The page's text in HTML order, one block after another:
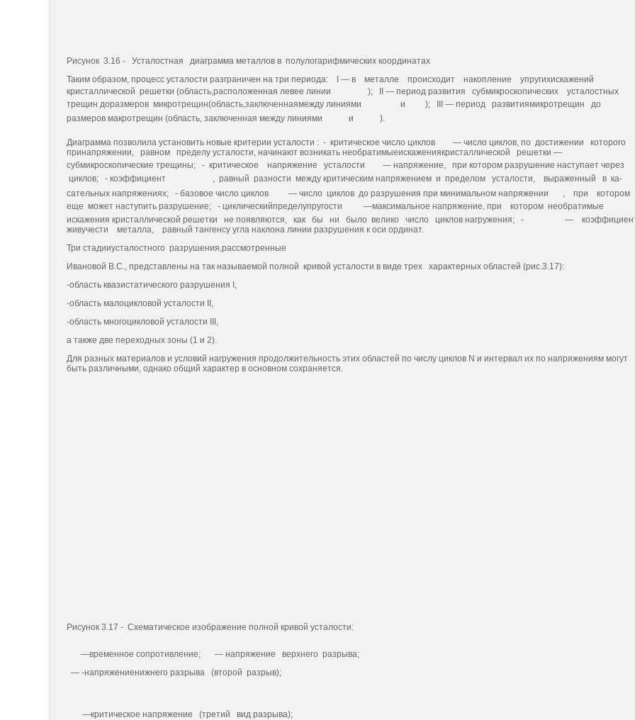
Рисунок 3.16 - Усталостная диаграмма металлов в полулогарифмических координатах
Таким образом, процесс усталости разграничен на три пе­риода: I — в металле происходит накопление упругихискажений
кристаллической решетки (область,расположенная левее линии
); II — период развития субмикроскопических усталостных
трещин доразмеров микротрещин(область,заключеннаямеж­ду линиями
и
); III — период развитиямикротрещин до
размеров макро­трещин (область, заключенная между линиями
и ).
Диаграмма позволила установить новые критерии устало­сти : - критическое число циклов
— число циклов, по достижении которого
принапряжении, равном пределу усталости, начинают возникать необратимыеискажениякристаллической решетки —
субмикроскопические трещины; - критическое напряжение усталости
— напряжение, при котором разрушение наступает через
циклов; - коэффициент
, равный разности между крити­ческим напряжением и пределом усталости, выраженный в ка­
сательных напряжениях; - базовое число циклов
— число циклов до разрушения при минимальном напряжении
, при котором
еще может на­ступить разрушение; - циклическийпределупругости
—максимальное напряжение, при котором необратимые
искажения кристалличе­ской решетки не появляются, как бы ни было велико число циклов нагружения; -
—
живучести металла, равный тангенсу угла наклона линии разрушения к оси ординат.
Три стадииусталостного разрушения,рассмотренные
Ивановой В.С., представлены на так называемой полной кривой усталости в виде трех характерных областей (рис.3.17):
-область квазистатического разрушения I,
-область малоцикловой усталости II,
-область многоцикловой усталости III,
а также две переходных зоны (1 и 2).
Для разных материалов и условий нагружения продолжительность этих областей по числу циклов N и интервал их по напряжениям могут
быть различными, однако общий характер в основном сохраняется.
Рисунок 3.17 - Схематическое изображение полной кривой усталости:
—временное сопротивление;
— напряжение верхнего разрыва;
— -напряжениениж­него разрыва (второй разрыв);
—критическое напряжение (третий вид разрыва);